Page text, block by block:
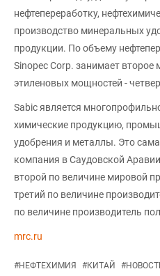
нефтепереработку,
производство минеральных
продукции. По объему
Sinopec Corp. занимает второе
этиленовых мощностей -
Sabic является
химические продукцию,
удобрения и металлы. Это
компания в Саудовской
второй по величине мировой
третий по величине
по величине производитель
mrc.ru
#НЕФТЕХИМИЯ #КИТАЙ #